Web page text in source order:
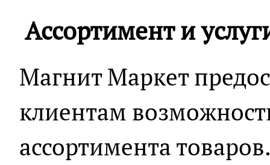
Ассортимент и
Магнит Маркет
клиентам
ассортимента